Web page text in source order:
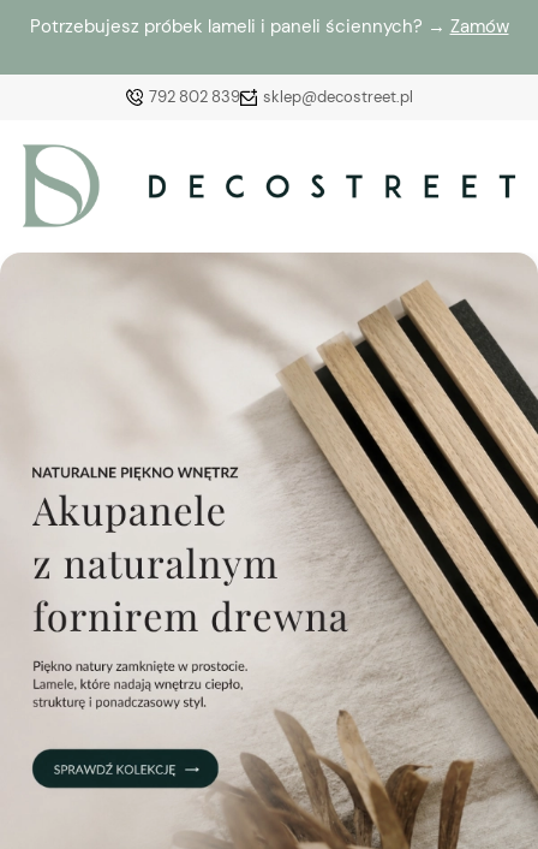
Potrzebujesz próbek lameli i paneli ściennych? → Zamów
792 802 839 sklep@decostreet.pl
Załóż konto
Wybierz coś dla siebie z naszej aktualnej oferty lub
zaloguj się, aby przywrócić dodane produkty do listy
z poprzedniej sesji.